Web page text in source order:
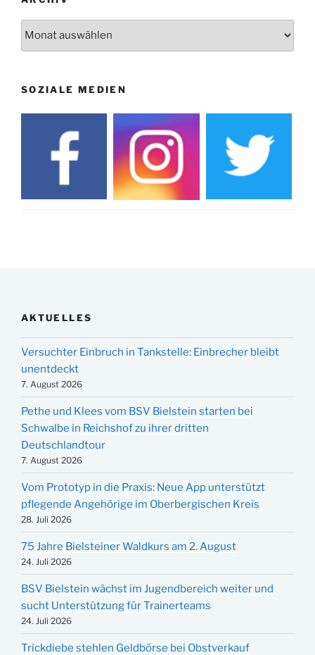
SOZIALE MEDIEN
AKTUELLES
Versuchter Einbruch in Tankstelle: Einbrecher bleibt
unentdeckt
7. August 2026
Pethe und Klees vom BSV Bielstein starten bei
Schwalbe in Reichshof zu ihrer dritten
Deutschlandtour
7. August 2026
Vom Prototyp in die Praxis: Neue App unterstützt
pflegende Angehörige im Oberbergischen Kreis
28. Juli 2026
75 Jahre Bielsteiner Waldkurs am 2. August
24. Juli 2026
BSV Bielstein wächst im Jugendbereich weiter und
sucht Unterstützung für Trainerteams
24. Juli 2026
Trickdiebe stehlen Geldbörse bei Obstverkauf